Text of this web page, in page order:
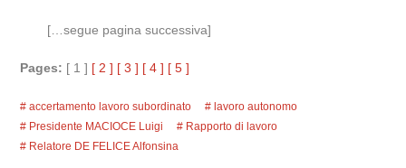
[…segue pagina successiva]
Pages: [ 1 ] [ 2 ] [ 3 ] [ 4 ] [ 5 ]
accertamento lavoro subordinato
lavoro autonomo
Presidente MACIOCE Luigi
Rapporto di lavoro
Relatore DE FELICE Alfonsina